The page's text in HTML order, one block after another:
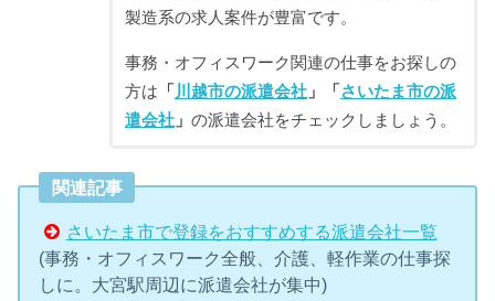
製造系の求人案件が豊富です。
事務・オフィスワーク関連の仕事をお探しの
方は 「 川越市の派遣会社」「 さいたま市の派
遣会社」 の派遣会社をチェックしましょう。
関連記事
さいたま市で登録をおすすめする派遣会社一覧
(事務・オフィスワーク全般、介護、軽作業の仕事探
しに。大宮駅周辺に派遣会社が集中)